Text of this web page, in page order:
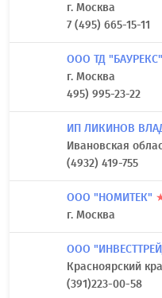
г. Москва
7 (495) 665-15-11
ООО ТД "БАУРЕКС"
г. Москва
495) 995-23-22
ИП ЛИКИНОВ
Ивановская
(4932) 419-755
ООО "НОМИТЕК"
г. Москва
ООО
Красноярский
(391)223-00-58